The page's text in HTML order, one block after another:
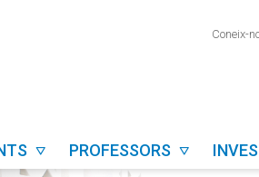
Coneix-
 PROFESSORS 